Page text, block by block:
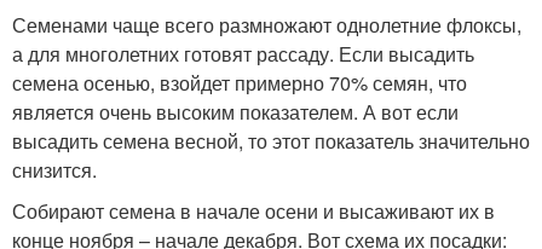
Семенами чаще всего размножают однолетние флоксы,
а для многолетних готовят рассаду. Если высадить
семена осенью, взойдет примерно 70% семян, что
является очень высоким показателем. А вот если
высадить семена весной, то этот показатель значительно
снизится.
Собирают семена в начале осени и высаживают их в
конце ноября – начале декабря. Вот схема их посадки: